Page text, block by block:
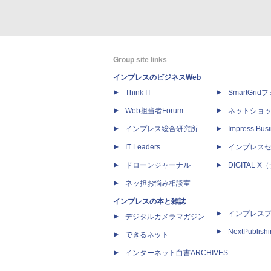
Group site links
インプレスのビジネスWeb
Think IT
Web担当者Forum
インプレス総合研究所
IT Leaders
ドローンジャーナル
ネッ担お悩み相談室
インプレスの本と雑誌
デジタルカメラマガジン
できるネット
インターネット白書ARCHIVES
SmartGridフ
ネットショ
Impress
インプレス
DIGITAL X（
インプレス